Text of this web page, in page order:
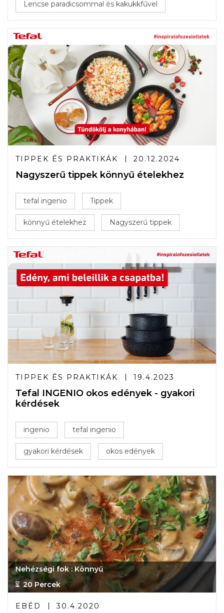
Lencse paradicsommal és kakukkfűvel
TIPPEK ÉS PRAKTIKÁK 20.12.2024
Nagyszerű tippek könnyű ételekhez
tefal ingenio Tippek
könnyű ételekhez Nagyszerű tippek
TIPPEK ÉS PRAKTIKÁK 19.4.2023
Tefal INGENIO okos edények - gyakori
kérdések
ingenio tefal ingenio
gyakori kérdések okos edények
Nehézségi fok : Könnyű
20 Percek
EBÉD 30.4.2020